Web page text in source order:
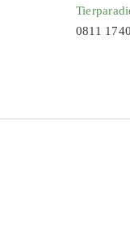
0811 1740